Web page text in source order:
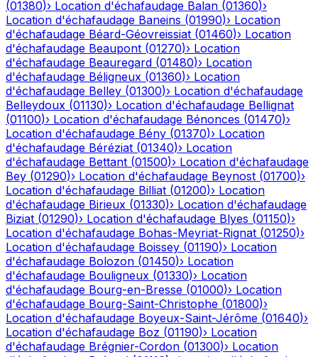
(01380)› Location d'échafaudage Balan (01360)›
Location d'échafaudage Baneins (01990)› Location
d'échafaudage Béard-Géovreissiat (01460)› Location
d'échafaudage Beaupont (01270)› Location
d'échafaudage Beauregard (01480)› Location
d'échafaudage Béligneux (01360)› Location
d'échafaudage Belley (01300)› Location d'échafaudage
Belleydoux (01130)› Location d'échafaudage Bellignat
(01100)› Location d'échafaudage Bénonces (01470)›
Location d'échafaudage Bény (01370)› Location
d'échafaudage Béréziat (01340)› Location
d'échafaudage Bettant (01500)› Location d'échafaudage
Bey (01290)› Location d'échafaudage Beynost (01700)›
Location d'échafaudage Billiat (01200)› Location
d'échafaudage Birieux (01330)› Location d'échafaudage
Biziat (01290)› Location d'échafaudage Blyes (01150)›
Location d'échafaudage Bohas-Meyriat-Rignat (01250)›
Location d'échafaudage Boissey (01190)› Location
d'échafaudage Bolozon (01450)› Location
d'échafaudage Bouligneux (01330)› Location
d'échafaudage Bourg-en-Bresse (01000)› Location
d'échafaudage Bourg-Saint-Christophe (01800)›
Location d'échafaudage Boyeux-Saint-Jérôme (01640)›
Location d'échafaudage Boz (01190)› Location
d'échafaudage Brégnier-Cordon (01300)› Location